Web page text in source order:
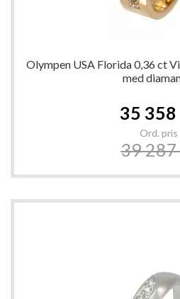
Olympen USA Florida 0,36 ct
med
35
Ord. pris
39